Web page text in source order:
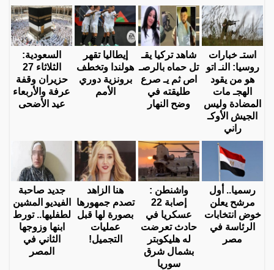
استـ خبارات
روسيا: النـ اتو
هو من يقود
الهجـ مات
المضادة وليس
الجيش الأوكـ
راني
شاهد تركيا يقـ
تل حماه بالرصـ
اص ثم يـ صرع
طليقته في
وضح النهار
إيطاليا تقهر
هولندا وتخطف
برونزية دوري
الأمم
السعودية:
الثلاثاء 27
حزيران وقفة
عرفة والأربعاء
عيد الأضحى
رسميا.. أول
مرشح يعلن
خوض انتخابات
الرئاسة في
مصر
واشنطن :
إصابة 22
عسكريا في
حادث تعرضت
له هليكوبتر
بشمال شرق
سوريا
هنا الزاهد
تصدم جمهورها
بصورة لها قبل
عمليات
التجميل!
جديد صاحبة
الفيديو المشين
لطفليها.. تورط
ابنها وزوجها
الثاني في
المصر